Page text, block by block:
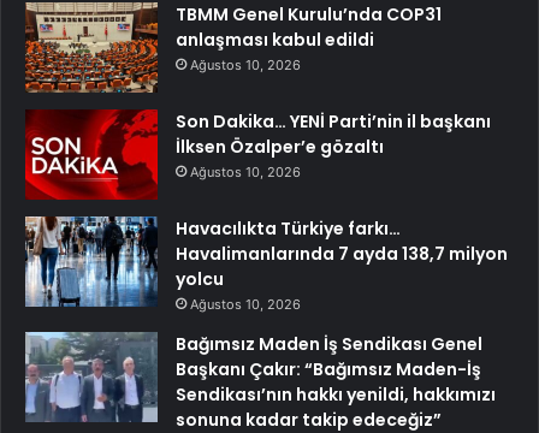
TBMM Genel Kurulu’nda COP31
anlaşması kabul edildi
Ağustos 10, 2026
Son Dakika… YENİ Parti’nin il başkanı
İlksen Özalper’e gözaltı
Ağustos 10, 2026
Havacılıkta Türkiye farkı…
Havalimanlarında 7 ayda 138,7 milyon
yolcu
Ağustos 10, 2026
Bağımsız Maden İş Sendikası Genel
Başkanı Çakır: “Bağımsız Maden-İş
Sendikası’nın hakkı yenildi, hakkımızı
sonuna kadar takip edeceğiz”